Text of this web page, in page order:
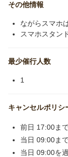
その他情報
ながらスマホ
スマホスタン
最少催行人数
1
キャンセルポリシ
前日 17:00ま
当日 09:00ま
当日 09:00を